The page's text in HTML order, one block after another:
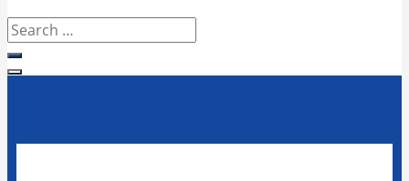
Search
…